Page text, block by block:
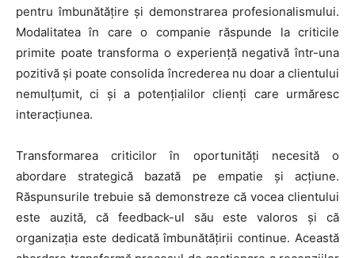
pentru îmbunătățire și demonstrarea profesionalismului.
Modalitatea în care o companie răspunde la criticile
primite poate transforma o experiență negativă într-una
pozitivă și poate consolida încrederea nu doar a clientului
nemulțumit, ci și a potențialilor clienți care urmăresc
interacțiunea.
Transformarea criticilor în oportunități necesită o
abordare strategică bazată pe empatie și acțiune.
Răspunsurile trebuie să demonstreze că vocea clientului
este auzită, că feedback-ul său este valoros și că
organizația este dedicată îmbunătățirii continue. Această